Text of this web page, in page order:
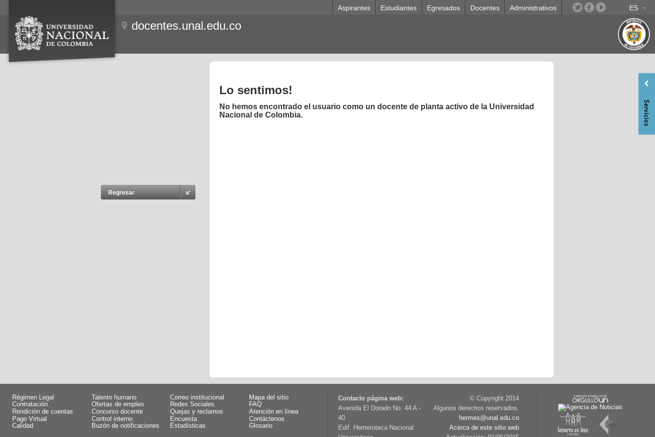
ES
Aspirantes Estudiantes Egresados Docentes Administrativos
docentes.unal.edu.co
Regresar
Lo sentimos!
No hemos encontrado el usuario como un docente de planta activo de la Universidad
Nacional de Colombia.
Régimen Legal
Talento humano
Contratación
Ofertas de empleo
Rendición de cuentas
Concurso docente
Pago Virtual
Control interno
Calidad
Buzón de notificaciones
Correo institucional
Mapa del sitio
Redes Sociales
FAQ
Quejas y reclamos
Atención en línea
Encuesta
Contáctenos
Estadísticas
Glosario
Contacto página web:
Avenida El Dorado No. 44 A -
40
Edif. Hemeroteca Nacional
© Copyright 2014
Algunos derechos reservados.
hermes@unal.edu.co
Acerca de este sitio web